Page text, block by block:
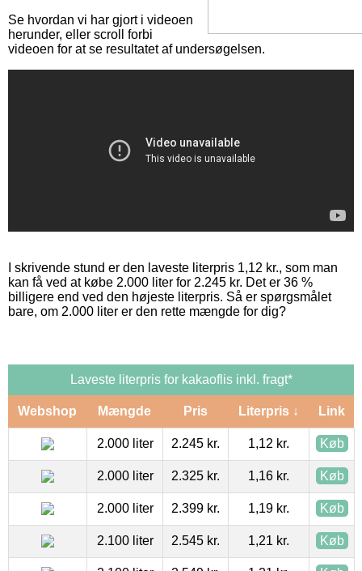
Se hvordan vi har gjort i videoen
herunder, eller scroll forbi
videoen for at se resultatet af undersøgelsen.
I skrivende stund er den laveste literpris 1,12 kr., som man
kan få ved at købe 2.000 liter for 2.245 kr. Det er 36 %
billigere end ved den højeste literpris. Så er spørgsmålet
bare, om 2.000 liter er den rette mængde for dig?
Laveste literpris for kakaoflis inkl. fragt*
Webshop Mængde Pris Literpris ↓ Link
2.000 liter 2.245 kr. 1,12 kr. Køb
2.000 liter 2.325 kr. 1,16 kr. Køb
2.000 liter 2.399 kr. 1,19 kr. Køb
2.100 liter 2.545 kr. 1,21 kr. Køb